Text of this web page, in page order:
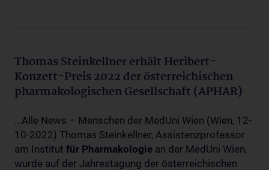
Thomas Steinkellner erhält Heribert-
Konzett-Preis 2022 der österreichischen
pharmakologischen Gesellschaft (APHAR)
...Alle News – Menschen der MedUni Wien (Wien, 12-
10-2022) Thomas Steinkellner, Assistenzprofessor
am Institut für Pharmakologie an der MedUni Wien,
wurde auf der Jahrestagung der österreichischen